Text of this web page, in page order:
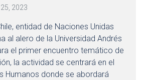
2023
entidad de Naciones Unidas
al alero de la Universidad Andrés
el primer encuentro temático de
la actividad se centrará en el
Humanos donde se abordará